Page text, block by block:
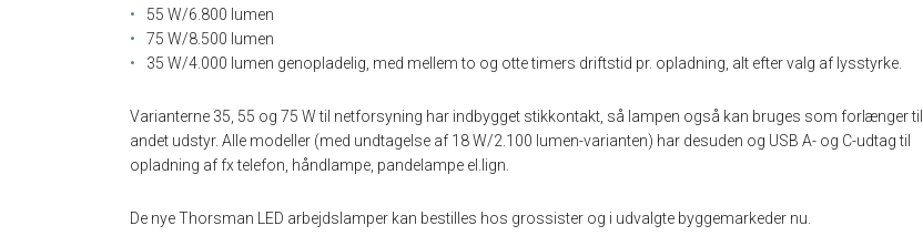
55 W/6.800 lumen
75 W/8.500 lumen
35 W/4.000 lumen genopladelig, med mellem to og otte timers driftstid pr. opladning, alt efter valg af lysstyrke.
Varianterne 35, 55 og 75 W til netforsyning har indbygget stikkontakt, så lampen også kan bruges som forlænger til
andet udstyr. Alle modeller (med undtagelse af 18 W/2.100 lumen-varianten) har desuden og USB A- og C-udtag til
opladning af fx telefon, håndlampe, pandelampe el.lign.
De nye Thorsman LED arbejdslamper kan bestilles hos grossister og i udvalgte byggemarkeder nu.